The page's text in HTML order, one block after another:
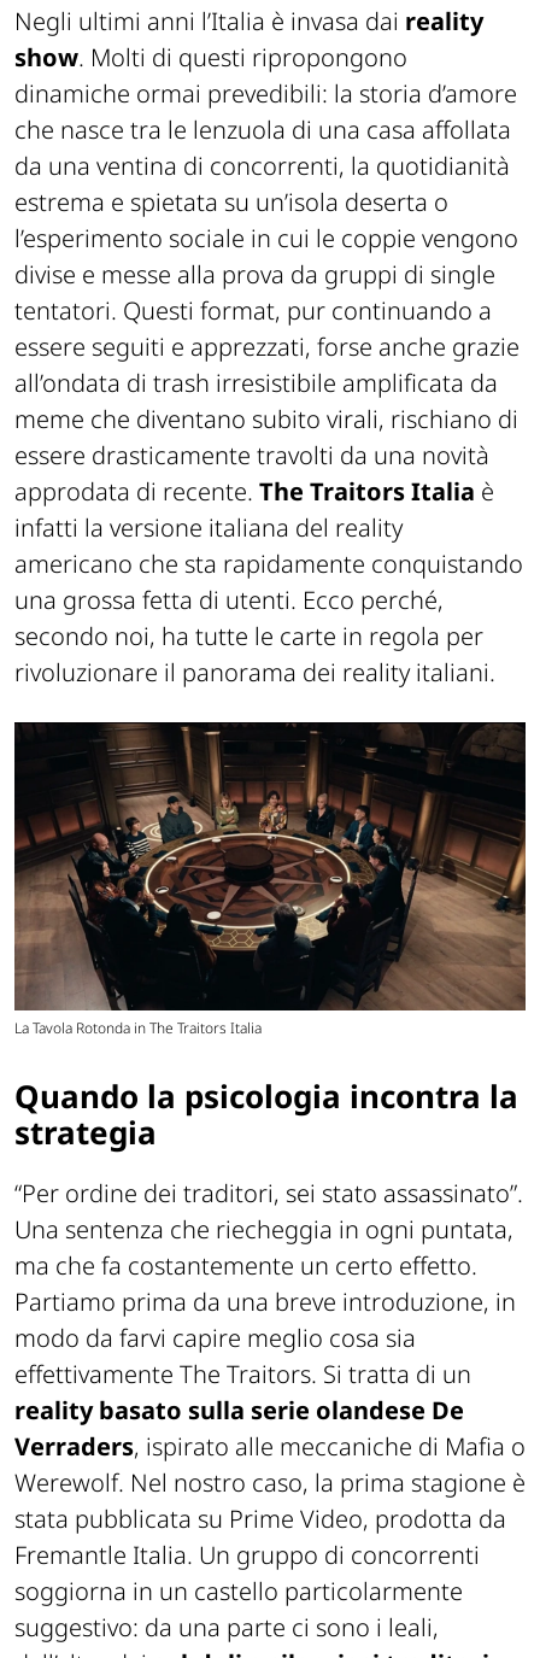
Negli ultimi anni l’Italia è invasa dai reality
show. Molti di questi ripropongono
dinamiche ormai prevedibili: la storia d’amore
che nasce tra le lenzuola di una casa affollata
da una ventina di concorrenti, la quotidianità
estrema e spietata su un’isola deserta o
l’esperimento sociale in cui le coppie vengono
divise e messe alla prova da gruppi di single
tentatori. Questi format, pur continuando a
essere seguiti e apprezzati, forse anche grazie
all’ondata di trash irresistibile amplificata da
meme che diventano subito virali, rischiano di
essere drasticamente travolti da una novità
approdata di recente. The Traitors Italia è
infatti la versione italiana del reality
americano che sta rapidamente conquistando
una grossa fetta di utenti. Ecco perché,
secondo noi, ha tutte le carte in regola per
rivoluzionare il panorama dei reality italiani.
La Tavola Rotonda in The Traitors Italia
Quando la psicologia incontra la
strategia
“Per ordine dei traditori, sei stato assassinato”.
Una sentenza che riecheggia in ogni puntata,
ma che fa costantemente un certo effetto.
Partiamo prima da una breve introduzione, in
modo da farvi capire meglio cosa sia
effettivamente The Traitors. Si tratta di un
reality basato sulla serie olandese De
Verraders, ispirato alle meccaniche di Mafia o
Werewolf. Nel nostro caso, la prima stagione è
stata pubblicata su Prime Video, prodotta da
Fremantle Italia. Un gruppo di concorrenti
soggiorna in un castello particolarmente
suggestivo: da una parte ci sono i leali,